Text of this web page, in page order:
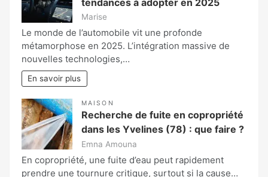
Marise
Le monde de l’automobile vit une profonde
métamorphose en 2025. L’intégration massive de
nouvelles technologies,…
En savoir plus
MAISON
Recherche de fuite en copropriété
dans les Yvelines (78) : que faire ?
Emna Amouna
En copropriété, une fuite d’eau peut rapidement
prendre une tournure critique, surtout si la cause…